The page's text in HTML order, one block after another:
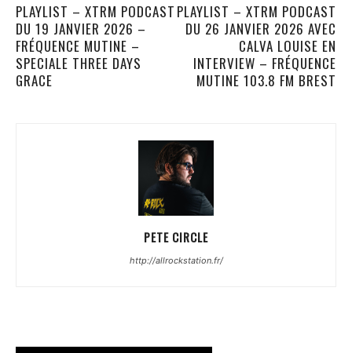
PLAYLIST – XTRM PODCAST
DU 19 JANVIER 2026 –
FRÉQUENCE MUTINE –
SPECIALE THREE DAYS
GRACE
PLAYLIST – XTRM PODCAST
DU 26 JANVIER 2026 AVEC
CALVA LOUISE EN
INTERVIEW – FRÉQUENCE
MUTINE 103.8 FM BREST
PETE CIRCLE
http://allrockstation.fr/